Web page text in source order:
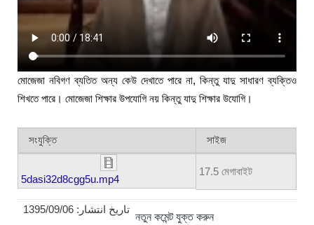
মোজেজা নবিগণ ব্যতিত অন্য কেউ দেখাতে পারে না, কিন্তু যাদু সাধারণ ব্যক্তিও
শিখতে পারে। মোজেজা শিক্ষার উপযোগি নয় কিন্তু যাদু শিক্ষার উযোগি।
সংযুক্তি সাইজ
5dasi32d8cgg5u.mp4
17.5 মেগাবাইট
تاریخ انتشار: 1395/09/06
নতুন কমেন্ট যুক্ত করুন